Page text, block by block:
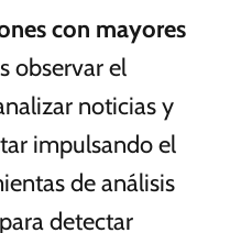
con mayores
observar el
noticias y
impulsando el
de análisis
detectar